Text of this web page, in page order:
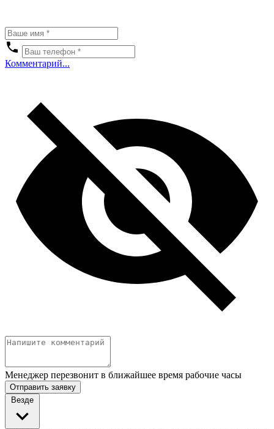
Комментарий...
Менеджер перезвонит в ближайшее время рабочие часы
Отправить заявку
Везде